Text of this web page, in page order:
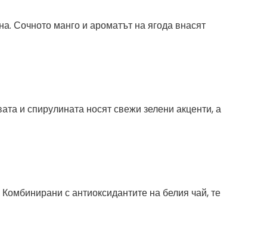
Сочното манго и ароматът на ягода внасят
и спирулината носят свежи зелени акценти, а
с антиоксидантите на белия чай, те